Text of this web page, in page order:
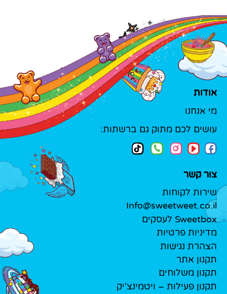
אודות
מי אנחנו
עושים לכם מתוק גם ברשתות:
צור קשר
שירות לקוחות
Info@sweetweet.co.il
Sweetbox לעסקים
מדיניות פרטיות
הצהרת נגישות
תקנון אתר
תקנון משלוחים
תקנון פעילות – ויטמינצ'יק